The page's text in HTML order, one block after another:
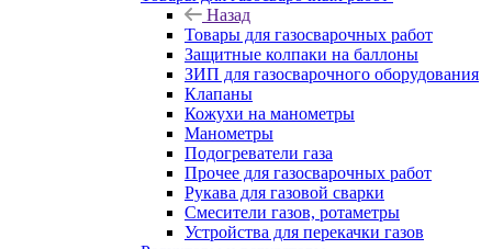
Назад
Товары для газосварочных работ
Защитные колпаки на баллоны
ЗИП для газосварочного оборудования
Клапаны
Кожухи на манометры
Манометры
Подогреватели газа
Прочее для газосварочных работ
Рукава для газовой сварки
Смесители газов, ротаметры
Устройства для перекачки газов